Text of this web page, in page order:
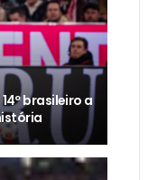
brasileiro a